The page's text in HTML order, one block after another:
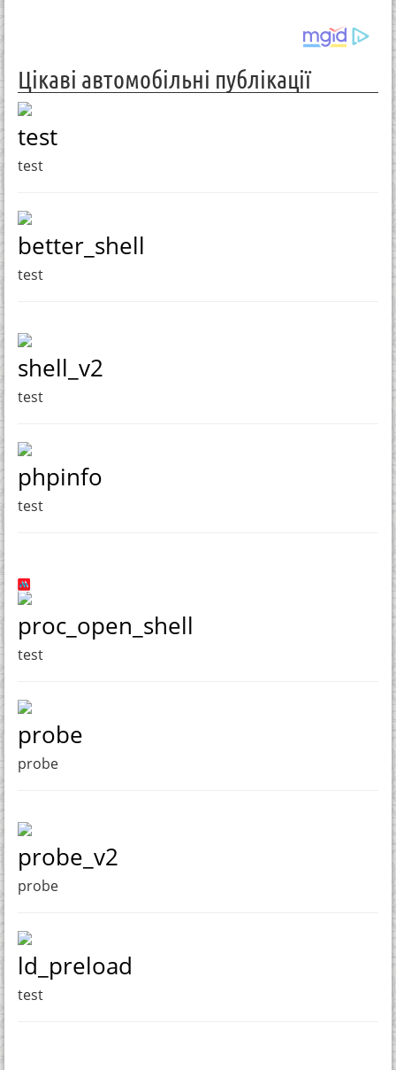
Цікаві автомобільні публікації
test
test
better_shell
test
shell_v2
test
phpinfo
test
proc_open_shell
test
probe
probe
probe_v2
probe
ld_preload
test